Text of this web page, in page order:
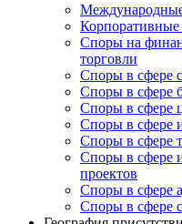
Споры на
торговли
Споры в сфере
Споры в сфере
Споры в сфере
Споры в сфере
Споры в сфере
Cпоры в сфере
проектов
Споры в сфере
Споры в сфере